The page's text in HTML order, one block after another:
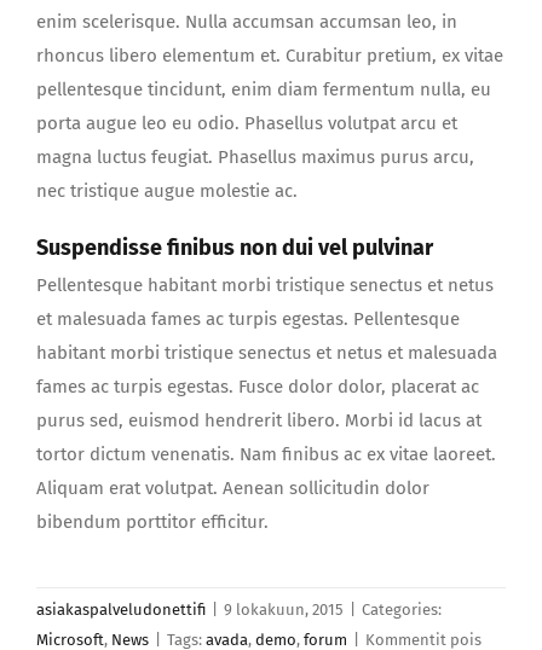
enim scelerisque. Nulla accumsan accumsan leo, in
rhoncus libero elementum et. Curabitur pretium, ex vitae
pellentesque tincidunt, enim diam fermentum nulla, eu
porta augue leo eu odio. Phasellus volutpat arcu et
magna luctus feugiat. Phasellus maximus purus arcu,
nec tristique augue molestie ac.
Suspendisse finibus non dui vel pulvinar
Pellentesque habitant morbi tristique senectus et netus
et malesuada fames ac turpis egestas. Pellentesque
habitant morbi tristique senectus et netus et malesuada
fames ac turpis egestas. Fusce dolor dolor, placerat ac
purus sed, euismod hendrerit libero. Morbi id lacus at
tortor dictum venenatis. Nam finibus ac ex vitae laoreet.
Aliquam erat volutpat. Aenean sollicitudin dolor
bibendum porttitor efficitur.
asiakaspalveludonettifi 9 lokakuun, 2015
Categories:
Microsoft, News Tags: avada, demo, forum
Kommentit pois